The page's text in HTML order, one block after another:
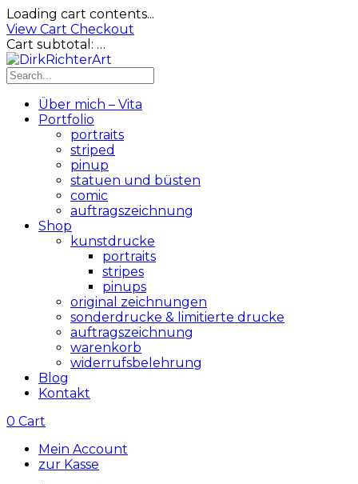
Loading cart contents...
View Cart Checkout
Cart subtotal: …
Über mich – Vita
Portfolio
portraits
striped
pinup
statuen und büsten
comic
auftragszeichnung
Shop
kunstdrucke
portraits
stripes
pinups
original zeichnungen
sonderdrucke & limitierte drucke
auftragszeichnung
warenkorb
widerrufsbelehrung
Blog
Kontakt
0 Cart
Mein Account
zur Kasse